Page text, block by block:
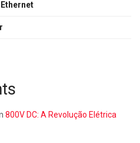
800V DC: A Revolução Elétrica